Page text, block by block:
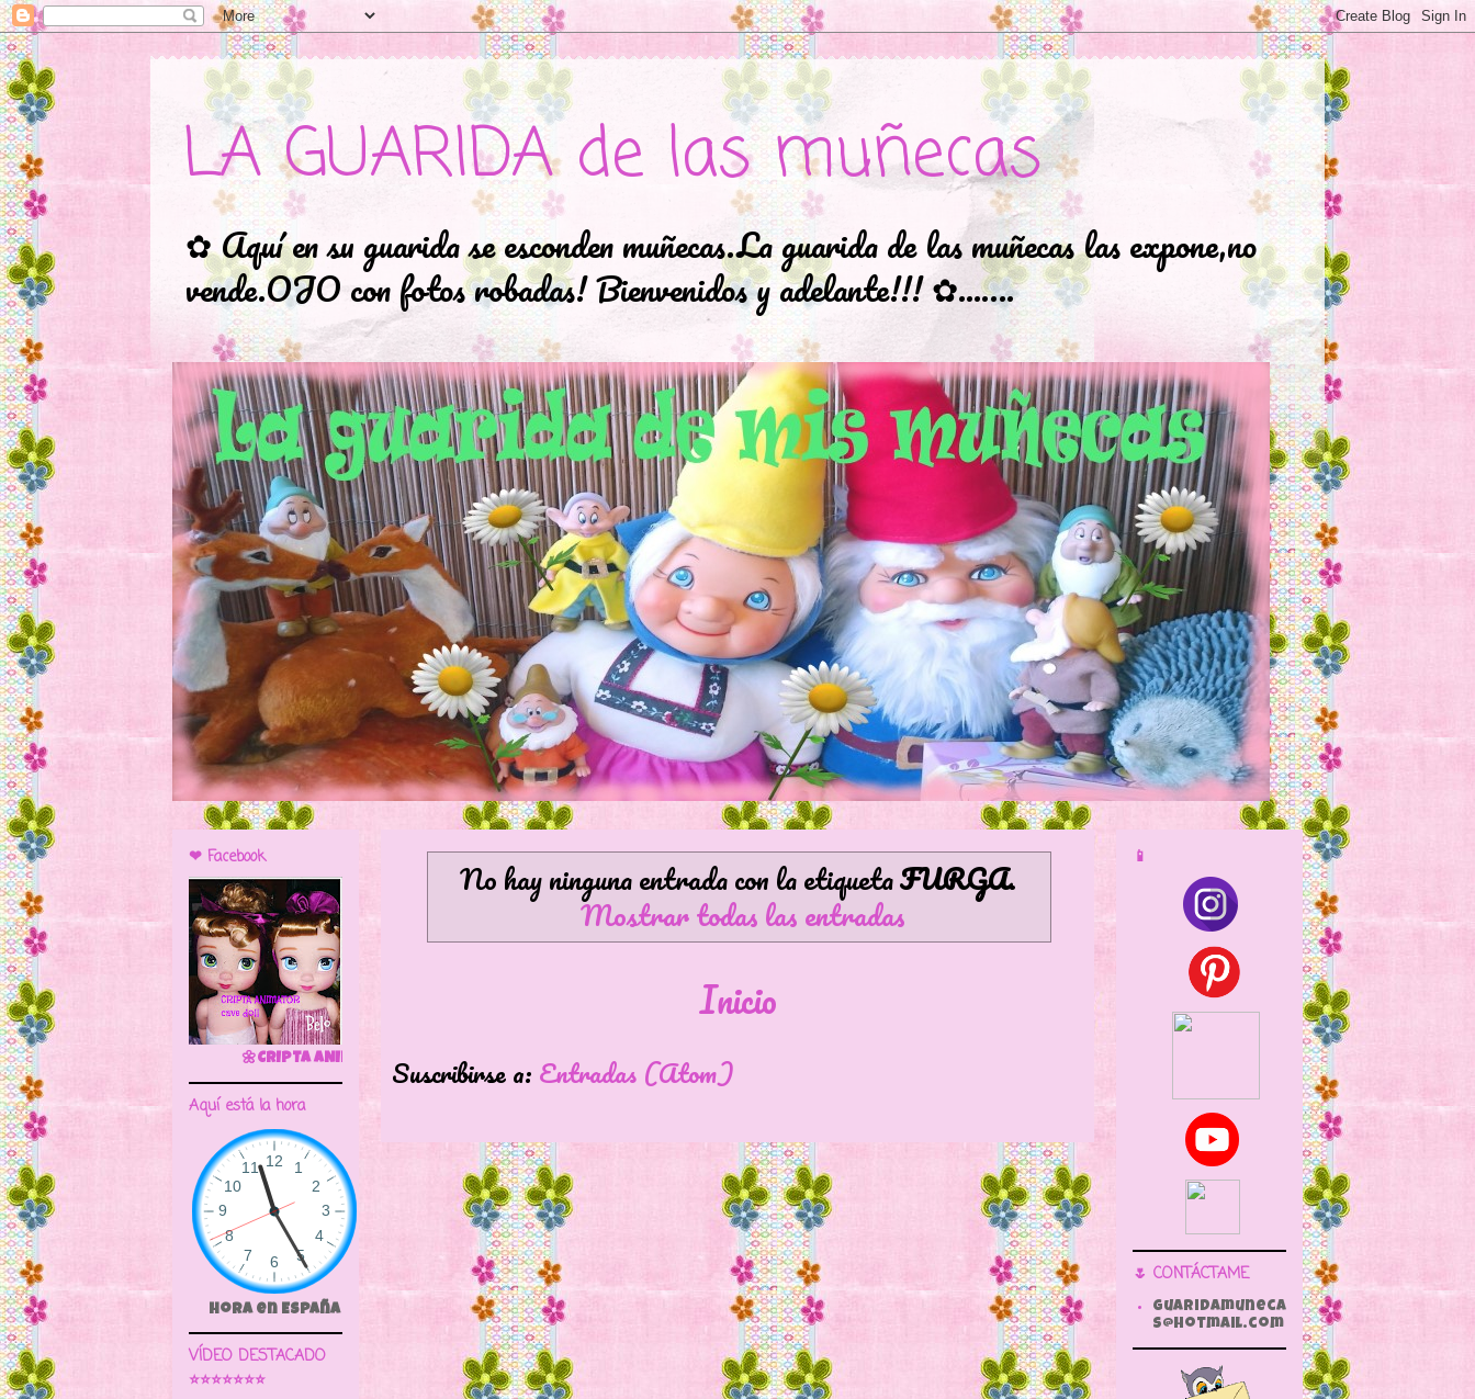
LA GUARIDA de las muñecas
✿ Aquí en su guarida se esconden muñecas.La guarida de las muñecas las expone,no
vende.OJO con fotos robadas! Bienvenidos y adelante!!! ✿...….
No hay ninguna entrada con la etiquetaFURGA.
Mostrar todas las entradas
Inicio
Suscribirse a: Entradas (Atom)
❤ Facebook
🌼CRIPTA ANIMATOR CAVE DOLL
Aquí está la hora
Hora en España
VÍDEO DESTACADO
⭐⭐⭐⭐⭐⭐⭐
📱
🌷 CONTÁCTAME
guaridamuneca
s@hotmail.com